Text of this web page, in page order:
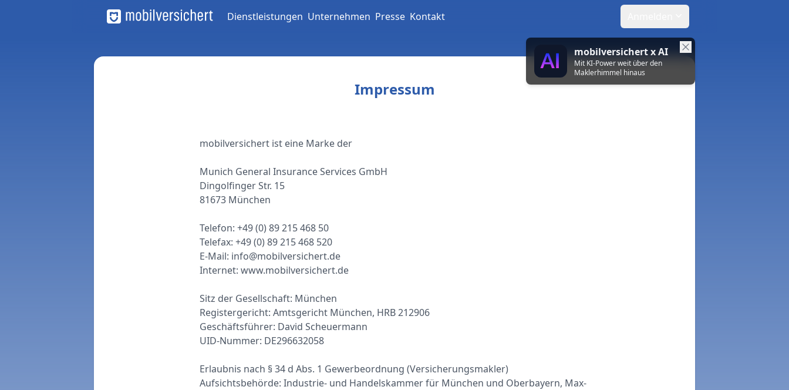
Dienstleistungen Unternehmen Presse Kontakt
mobilversichert x AI
Mit KI-Power weit über den
Maklerhimmel hinaus
Impressum
mobilversichert ist eine Marke der
Munich General Insurance Services GmbH
Dingolfinger Str. 15
81673 München
Telefon: +49 (0) 89 215 468 50
Telefax: +49 (0) 89 215 468 520
E-Mail: info@mobilversichert.de
Internet: www.mobilversichert.de
Sitz der Gesellschaft: München
Registergericht: Amtsgericht München, HRB 212906
Geschäftsführer: David Scheuermann
UID-Nummer: DE296632058
Erlaubnis nach § 34 d Abs. 1 Gewerbeordnung (Versicherungsmakler)
Aufsichtsbehörde: Industrie- und Handelskammer für München und Oberbayern, Max-